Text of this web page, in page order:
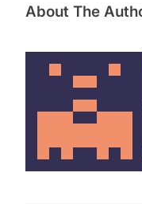
About The